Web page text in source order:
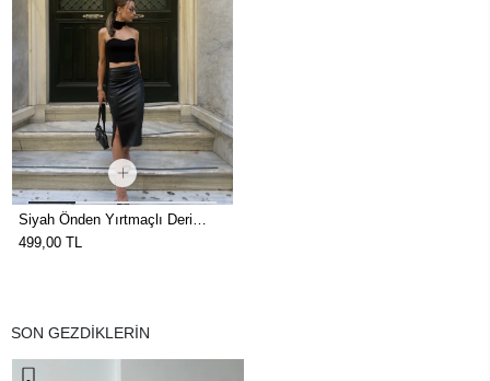
Siyah Önden Yırtmaçlı Deri
Kalem Etek
499,00 TL
SON GEZDİKLERİN